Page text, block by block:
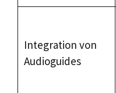
Integration von
Audioguides